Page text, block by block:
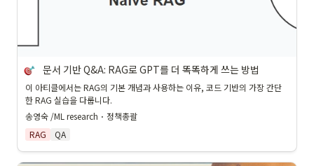
  문서 기반 Q&A: RAG로 GPT를 더 똑똑하게 쓰는 방법
이 아티클에서는 RAG의 기본 개념과 사용하는 이유, 코드 기반의 가장 간단
한 RAG 실습을 다룹니다.
송영숙 /ML research · 정책총괄
RAG
QA